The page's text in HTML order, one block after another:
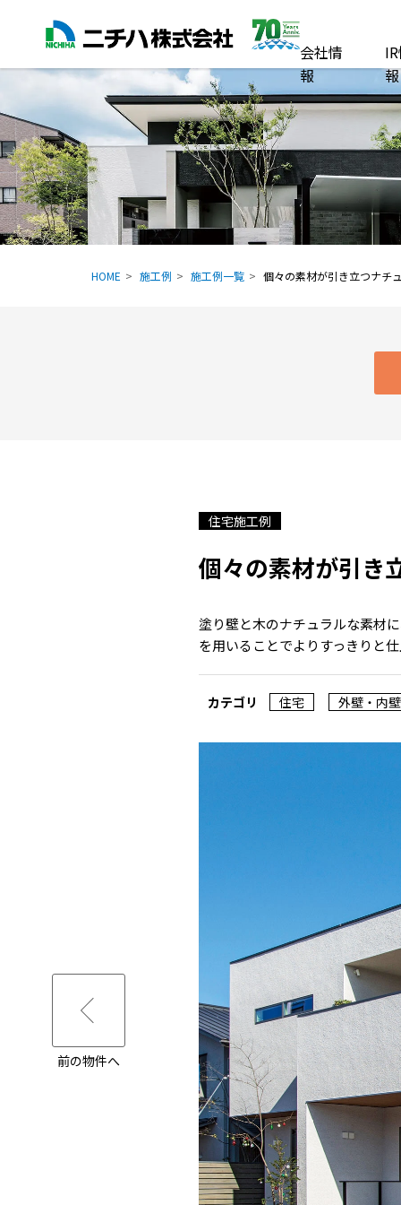
会社情
報
報
HOME 施工例 施工例一覧 個々の素材が引き立つナチ
住宅施工例
個々の素材が引き
塗り壁と木のナチュラルな素材
を用いることでよりすっきりと
カテゴリ 住宅 外壁・内壁
前の物件へ